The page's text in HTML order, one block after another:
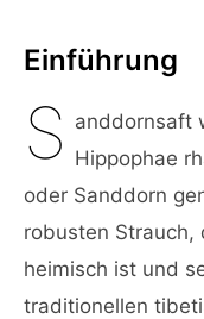
Einführung
S anddornsaft
Hippophae
oder Sanddorn
robusten Strauch,
heimisch ist und
traditionellen